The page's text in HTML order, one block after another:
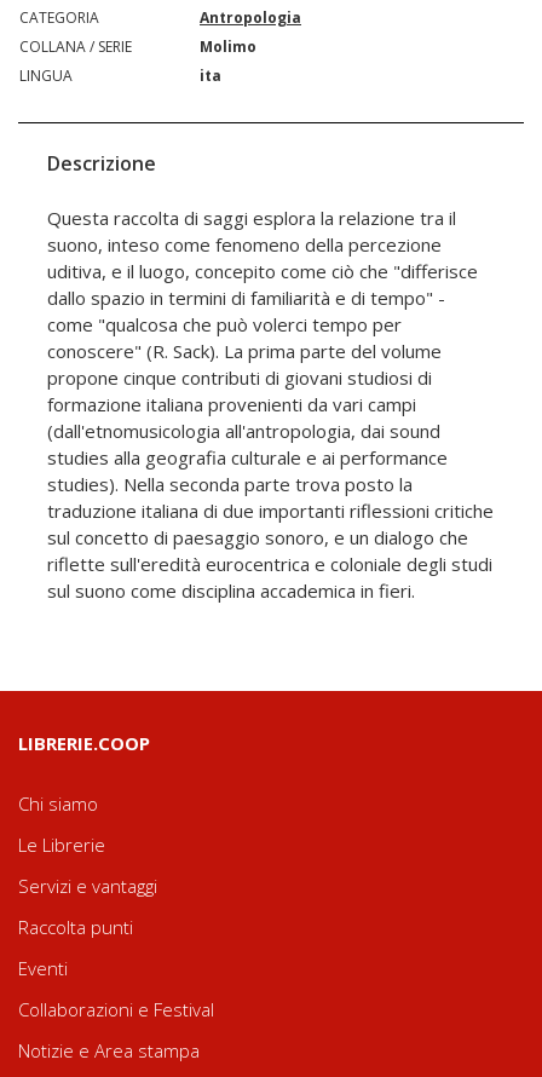
CATEGORIA
Antropologia
COLLANA / SERIE
Molimo
LINGUA
ita
Descrizione
Questa raccolta di saggi esplora la relazione tra il
suono, inteso come fenomeno della percezione
uditiva, e il luogo, concepito come ciò che "differisce
dallo spazio in termini di familiarità e di tempo" -
come "qualcosa che può volerci tempo per
conoscere" (R. Sack). La prima parte del volume
propone cinque contributi di giovani studiosi di
formazione italiana provenienti da vari campi
(dall'etnomusicologia all'antropologia, dai sound
studies alla geografia culturale e ai performance
studies). Nella seconda parte trova posto la
traduzione italiana di due importanti riflessioni critiche
sul concetto di paesaggio sonoro, e un dialogo che
riflette sull'eredità eurocentrica e coloniale degli studi
sul suono come disciplina accademica in fieri.
LIBRERIE.COOP
Chi siamo
Le Librerie
Servizi e vantaggi
Raccolta punti
Eventi
Collaborazioni e Festival
Notizie e Area stampa